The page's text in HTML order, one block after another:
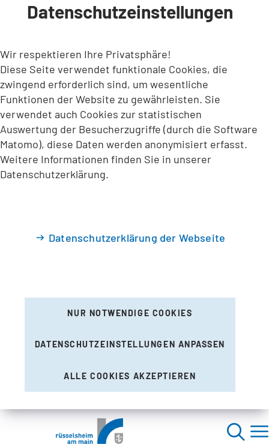
INHALT ANSPRINGEN
Datenschutzeinstellungen
Wir respektieren Ihre Privatsphäre!
Diese Seite verwendet funktionale Cookies, die
zwingend erforderlich sind, um wesentliche
Funktionen der Website zu gewährleisten. Sie
verwendet auch Cookies zur statistischen
Auswertung der Besucherzugriffe (durch die Software
Matomo), diese Daten werden anonymisiert erfasst.
Weitere Informationen finden Sie in unserer
Datenschutzerklärung.
Datenschutzerklärung der Webseite
NUR NOTWENDIGE COOKIES
DATENSCHUTZEINSTELLUNGEN ANPASSEN
ALLE COOKIES AKZEPTIEREN